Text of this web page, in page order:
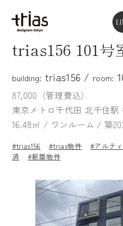
trias156 101号
building: trias156 / room:
87,000（管理費込）
東京メトロ千代田 北千住駅
16.48㎡ / ワンルーム / 築
#trias156 #trias物件 #アルテ
済
#新築物件